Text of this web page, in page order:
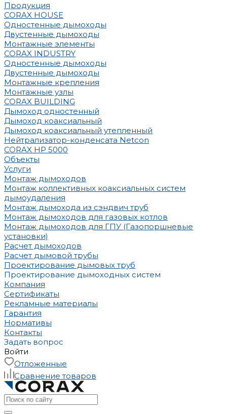
Продукция
CORAX HOUSE
Одностенные дымоходы
Двустенные дымоходы
Монтажные элементы
CORAX INDUSTRY
Одностенные дымоходы
Двустенные дымоходы
Монтажные крепления
Монтажные узлы
CORAX BUILDING
Дымоход одностенный
Дымоход коаксиальный
Дымоход коаксиальный утепленный
Нейтрализатор-конденсата Netcon
CORAX HP 5000
Объекты
Услуги
Монтаж дымоходов
Монтаж коллективных коаксиальных систем
дымоудаления
Монтаж дымохода из сэндвич труб
Монтаж дымоходов для газовых котлов
Монтаж дымоходов для ГПУ (Газопоршневые
установки)
Расчет дымоходов
Расчет дымовой трубы
Проектирование дымовых труб
Проектирование дымоходных систем
Компания
Сертификаты
Рекламные материалы
Гарантия
Нормативы
Контакты
Задать вопрос
Войти
Отложенные
Сравнение товаров